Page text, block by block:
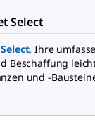
Select
, Ihre
Beschaffung
und -